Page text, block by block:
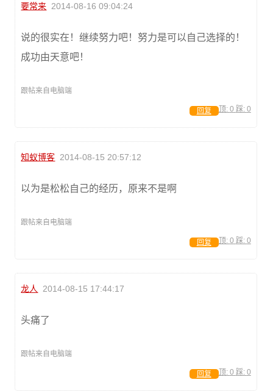
要常来 2014-08-16 09:04:24
说的很实在！继续努力吧！努力是可以自己选择的！
成功由天意吧！
跟帖来自电脑端
顶: 0 踩: 0
回复
知蚁博客 2014-08-15 20:57:12
以为是松松自己的经历，原来不是啊
跟帖来自电脑端
顶: 0 踩: 0
回复
龙人 2014-08-15 17:44:17
头痛了
跟帖来自电脑端
顶: 0 踩: 0
回复